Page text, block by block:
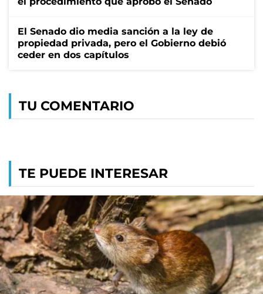
El Senado dio media sanción a la ley de
propiedad privada, pero el Gobierno debió
ceder en dos capítulos
TU COMENTARIO
TE PUEDE INTERESAR